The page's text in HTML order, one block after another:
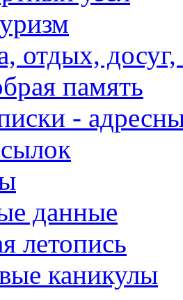
отдых,
память
-
данные
летопись
каникулы